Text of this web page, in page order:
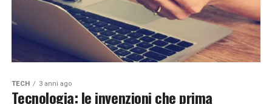
TECH 3 anni ago
Tecnologia: le invenzioni che prima